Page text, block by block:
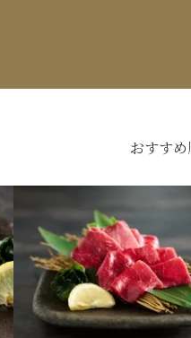
おすす